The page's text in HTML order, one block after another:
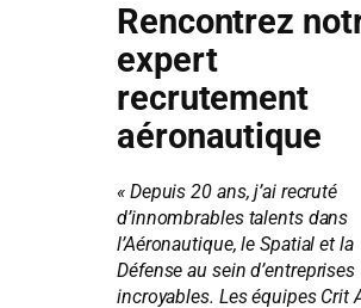
Rencontrez
expert
recrutement
aéronautique
« Depuis 20 ans, j’ai recruté
d’innombrables talents dans
l’Aéronautique, le Spatial et la
Défense au sein d’entreprises
incroyables. Les équipes Crit